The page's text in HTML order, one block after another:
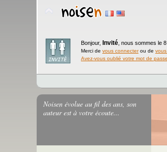
Bonjour, Invité nous sommes le 8
Merci de vous connecterou de vous
Avez-vous oublié votre mot de
Noisen évolue au fil des ans, son
auteur est à votre écoute...